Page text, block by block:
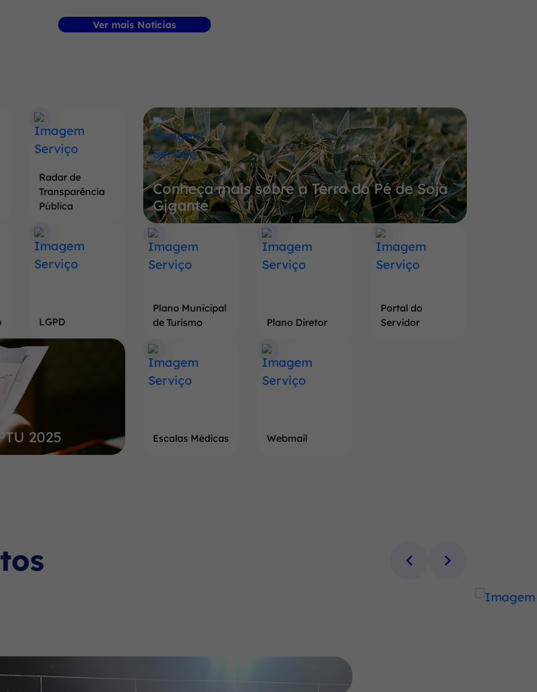
Ver mais Notícias
Radar de
Transparência
Pública
LGPD
2025
Banner
Conheça
mais
sobre
a
Terra
do
Pé
de
Conheça mais sobre a Terra do Pé de Soja
Gigante
Plano Municipal
de Turismo
Plano Diretor
Portal do
Servidor
Escalas Médicas Webmail